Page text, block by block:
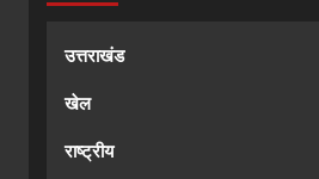
उत्तराखंड
खेल
राष्ट्रीय